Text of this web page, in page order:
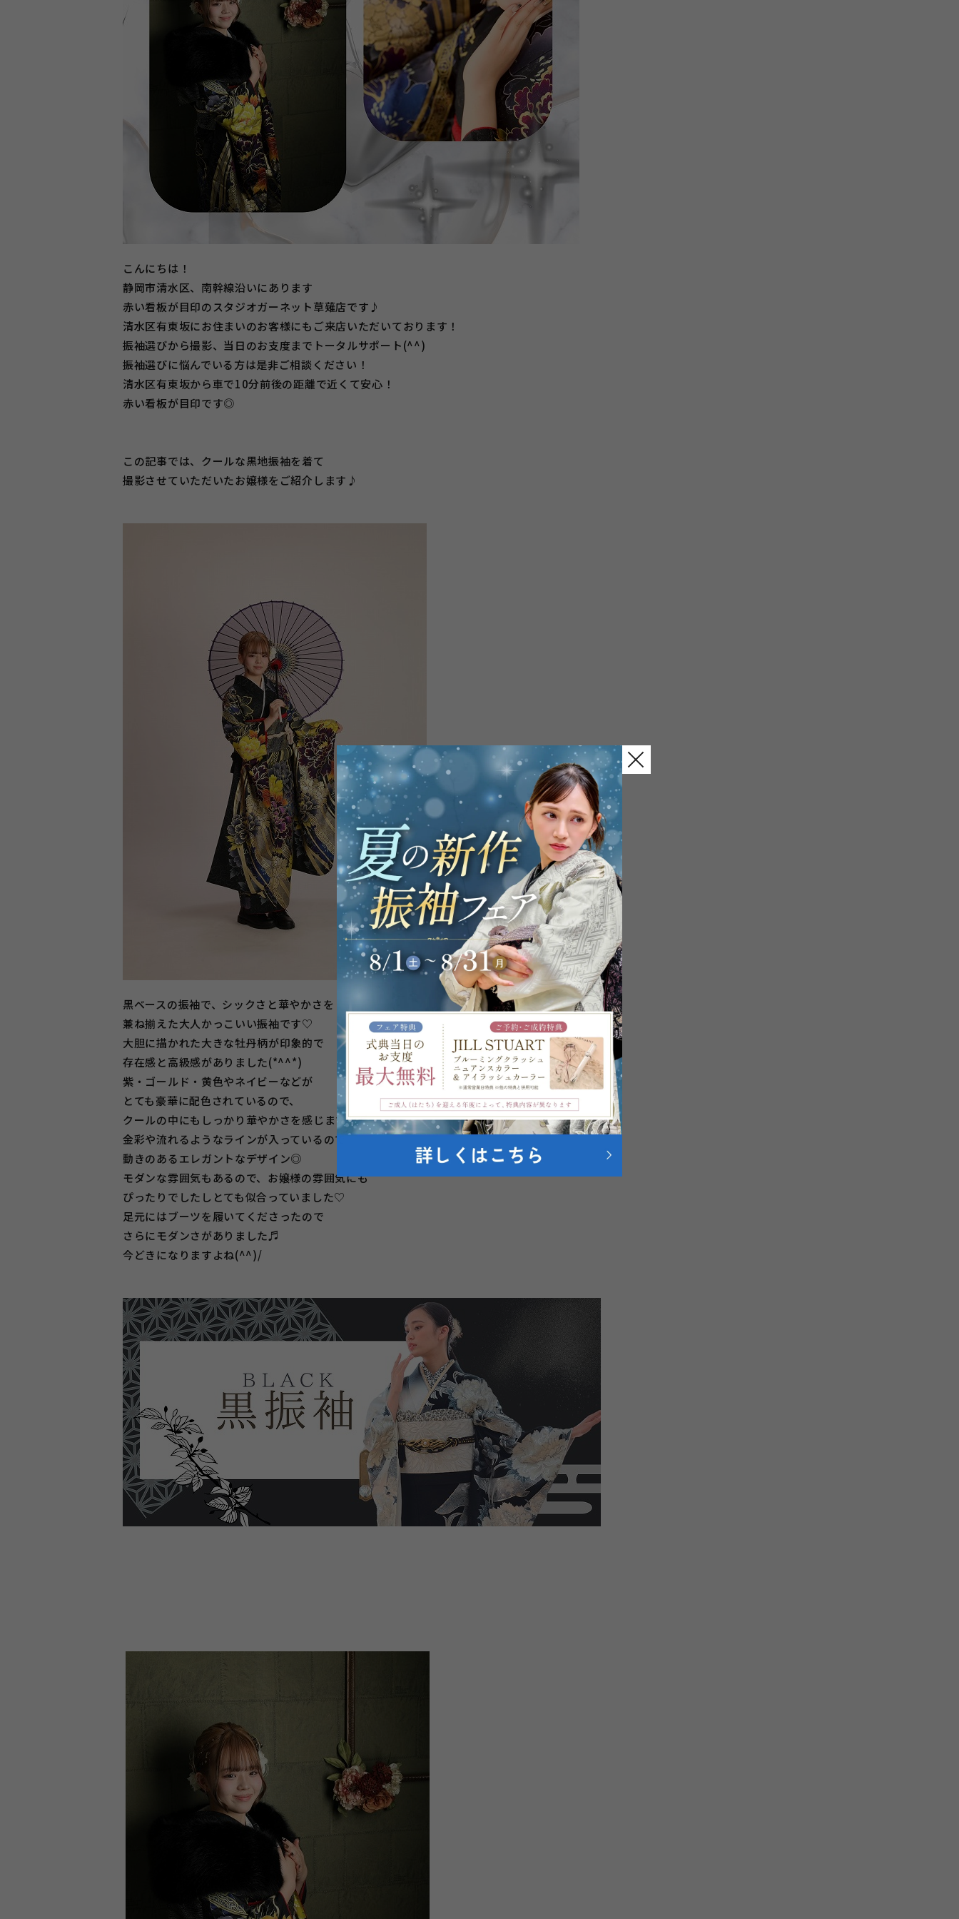
こんにちは！
静岡市清水区、南幹線沿いにあります
赤い看板が目印のスタジオガーネット草薙店です♪
清水区有東坂にお住まいのお客様にもご来店いただいております！
振袖選びから撮影、当日のお支度までトータルサポート(^^)
振袖選びに悩んでいる方は是非ご相談ください！
清水区有東坂から車で10分前後の距離で近くて安心！
赤い看板が目印です◎
この記事では、クールな黒地振袖を着て
撮影させていただいたお嬢様をご紹介します♪
黒ベースの振袖で、シックさと華やかさを
兼ね揃えた大人かっこいい振袖です♡
大胆に描かれた大きな牡丹柄が印象的で
存在感と高級感がありました(*^^*)
紫・ゴールド・黄色やネイビーなどが
とても豪華に配色されているので、
クールの中にもしっかり華やかさを感じますね♬
金彩や流れるようなラインが入っているので
動きのあるエレガントなデザイン◎
モダンな雰囲気もあるので、お嬢様の雰囲気にも
ぴったりでしたしとても似合っていました♡
足元にはブーツを履いてくださったので
さらにモダンさがありました♬
今どきになりますよね(^^)/